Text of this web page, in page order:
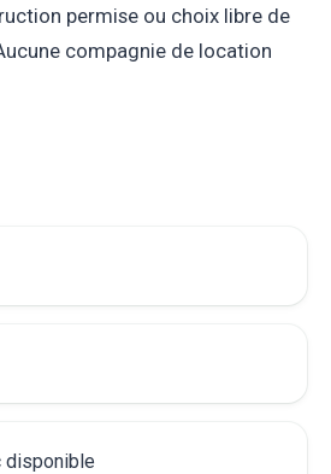
permise ou choix libre de
compagnie de location
disponible